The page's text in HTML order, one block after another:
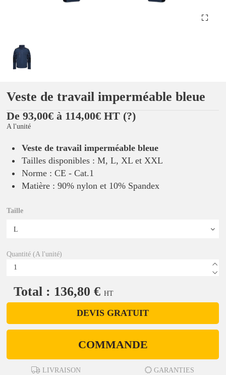
Veste de travail imperméable bleue
De 93,00€ à 114,00€ HT (?)
A l'unité
Veste de travail imperméable bleue
Tailles disponibles : M, L, XL et XXL
Norme : CE - Cat.1
Matière : 90% nylon et 10% Spandex
Taille
Quantité (A l'unité)
Total : 136,80 € HT
DEVIS GRATUIT
COMMANDE
LIVRAISON GARANTIES